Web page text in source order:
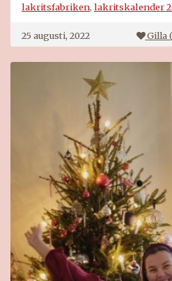
lakritsfabriken, lakritskalender
25 augusti, 2022 Gilla (